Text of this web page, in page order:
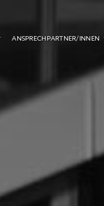
ANSPRECHPARTNER/INNEN